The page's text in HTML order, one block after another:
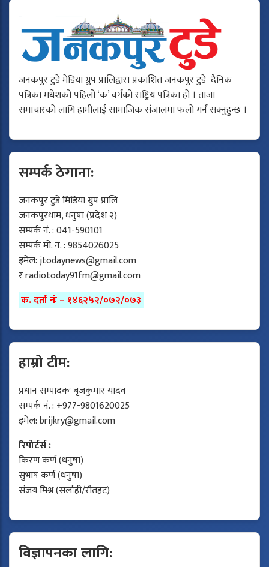
जनकपुर टुडे मेडिया ग्रुप प्रालिद्वारा प्रकाशित जनकपुर टुडे दैनिक
पत्रिका मधेशको पहिलो ‘क’ वर्गको राष्ट्रिय पत्रिका हो । ताजा
समाचारको लागि हामीलाई सामाजिक संजालमा फलो गर्न सक्नुहुन्छ ।
सम्पर्क ठेगाना:
जनकपुर टुडे मिडिया ग्रुप प्रालि
जनकपुरधाम, धनुषा (प्रदेश २)
सम्पर्क नं. : 041-590101
सम्पर्क मो. नं. : 9854026025
इमेल:jtodaynews@gmail.com
रradiotoday91fm@gmail.com
क. दर्ता नंः – १४६२५२/०७२/०७३
हाम्रो टीम:
प्रधान सम्पादकः बृजकुमार यादव
सम्पर्क नं. : +977-9801620025
इमेल:brijkry@gmail.com
रिपोर्टर्स :
किरण कर्ण (धनुषा)
सुभाष कर्ण (धनुषा)
संजय मिश्र (सर्लाही/रौतहट)
विज्ञापनका लागि: